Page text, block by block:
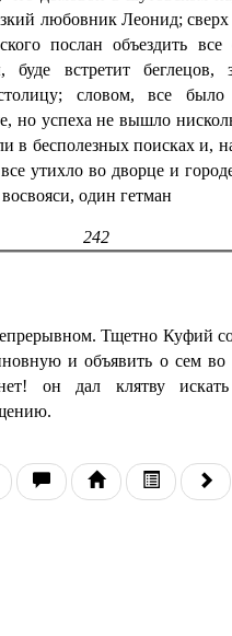
любовник Леонид; сверх
послан объездить все
буде встретит беглецов,
словом, все
но успеха не вышло
в бесполезных поисках и,
утихло во дворце и
один гетман
242
Тщетно Куфий
и объявить о сем во
он дал клятву